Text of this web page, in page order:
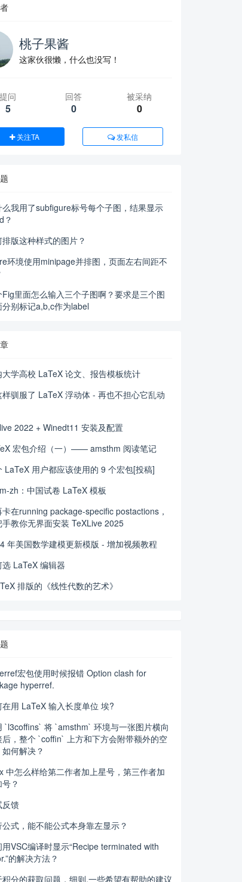
桃子果酱
这家伙很懒，什么也没写！
提问
5
回答
0
被采纳
0
关注TA 发私信
么我用了subfigure标号每个子图，结果显示
？
版这种样式的图片？
环境使用minipage并排图，页面左右间距不
Fig里面怎么输入三个子图啊？要求是三个图
分别标记a,b,c作为label
大学高校 LaTeX 论文、报告模板统计
样驯服了 LaTeX 浮动体 - 再也不担心它乱动
2022 + Winedt11 安装及配置
宏包介绍（一）—— amsthm 阅读笔记
LaTeX 用户都应该使用的 9 个宏包[投稿]
zh：中国试卷 LaTeX 模板
卡在running package-specific postactions，
手教你无界面安装 TeXLive 2025
年美国数学建模更新模版 - 增加视频教程
选 LaTeX 编辑器
排版的《线性代数的艺术》
宏包使用时候报错 Option clash for
hyperref.
在用 LaTeX 输入长度单位 埃?
`l3coffins` 将 `amsthm` 环境与一张图片横向
后，整个 `coffin` 上方和下方会附带额外的空
何解决？
中怎么样给第二作者加上星号，第三作者加
？
反馈
公式，能不能公式本身靠左显示？
用VSC编译时显示“Recipe terminated with
的解决方法？
积分的获取问题，细则.一些希望有帮助的建议